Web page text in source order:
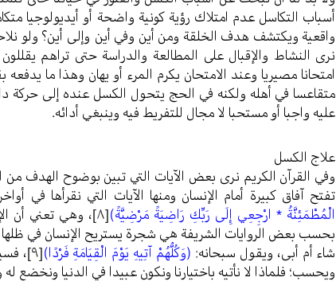
أسباب التكاسل عدم امتلاك رؤية كونية واضحة أو أيديولوجيا
واقعية ويكتشف هدف الخلقة ومن أين وفي أين وإلى أين؟ ولو
نرى النشاط والإقبال على المطالعة والدراسة حتى تراهم
امتحانا مصيريا وعند الامتحان يكرم المرء أو يهان وهذا ما
متقاعسا في أهله ولكنه في الحج يتحول الكسل عنده إلى حركة
عليه واجبا أو مستحبا لا مجال للتفريط فيه وينبغي أدائه.
علاج الكسل
وفي القرآن الكريم نرى بعض الآيات التي تبين بوضوح الهدف
تفتح آفاق كبيرة أمام الإنسان ومنها الآيات التي نقرأها في
الْمُطْمَئِنَّةُ * ارْجِعِي إِلَى رَبِّكِ رَاضِيَةً مَرْضِيَّةً)[٨]
، وهي تعني أن
بحسب بعض الروايات الشريفة هي شجرة يستريح الإنسان في ظلها
شاء أم أبى، ويقول سبحانه: (وَكُلُّهُمْ آتِيهِ يَوْمَ الْقِيَامَةِ فَرْدًا)[٩]
،
ويحسب؛ فلماذا لا نأتيه باختيارنا ونكون عبيدا في الدنيا